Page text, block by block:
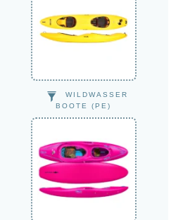
WILDWASSER
BOOTE (PE)